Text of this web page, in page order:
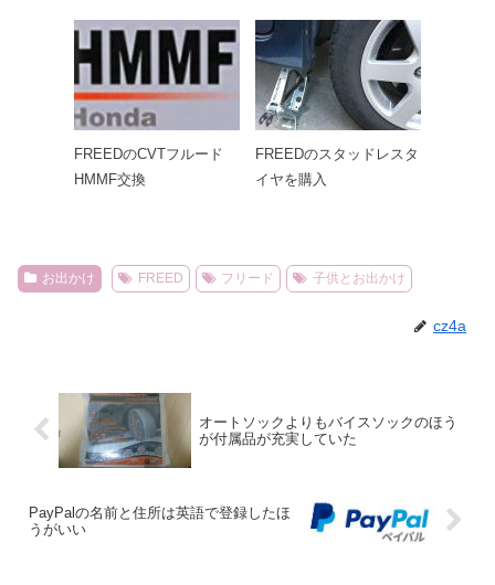
FREEDのCVTフルード
HMMF交換
FREEDのスタッドレスタ
イヤを購入
お出かけ FREED フリード 子供とお出かけ
cz4a
オートソックよりもバイスソックのほう
が付属品が充実していた
PayPalの名前と住所は英語で登録したほ
うがいい